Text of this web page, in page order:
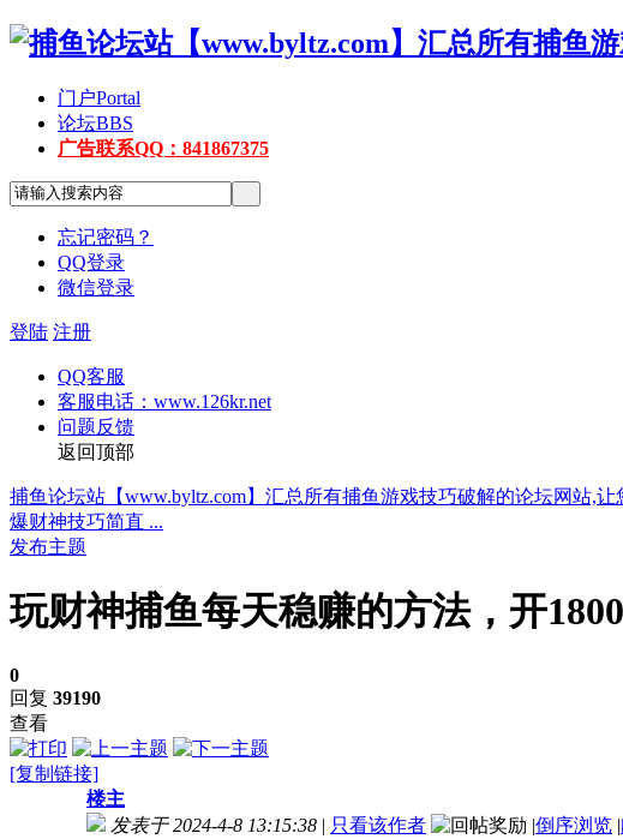
门户Portal
论坛BBS
广告联系QQ：841867375
忘记密码？
QQ登录
微信登录
登陆 注册
QQ客服
客服电话：www.126kr.net
问题反馈
返回顶部
捕鱼论坛站【www.byltz.com】汇总所有捕鱼游戏技巧破解的论坛网站,
爆财神技巧简直 ...
发布主题
玩财神捕鱼每天稳赚的方法，开
0
回复 39190
查看
[复制链接]
楼主
发表于 2024-4-8 13:15:38 | 只看该作者 |倒序浏览 |